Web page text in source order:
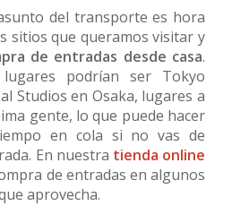
del transporte es hora
sitios que queramos visitar y
de entradas desde casa.
podrían ser Tokyo
Studios en Osaka, lugares a
gente, lo que puede hacer
en cola si no vas de
En nuestra tienda online
de entradas en algunos
aprovecha.